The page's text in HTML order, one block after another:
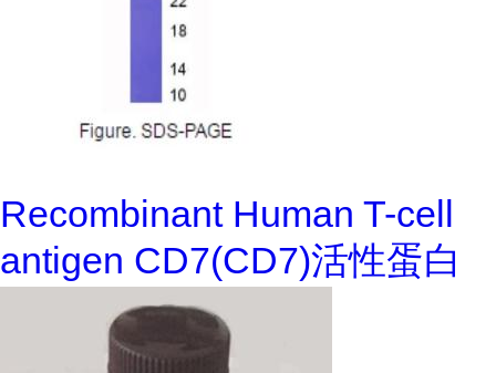
Recombinant Human T-cell
antigen CD7(CD7)活性蛋白